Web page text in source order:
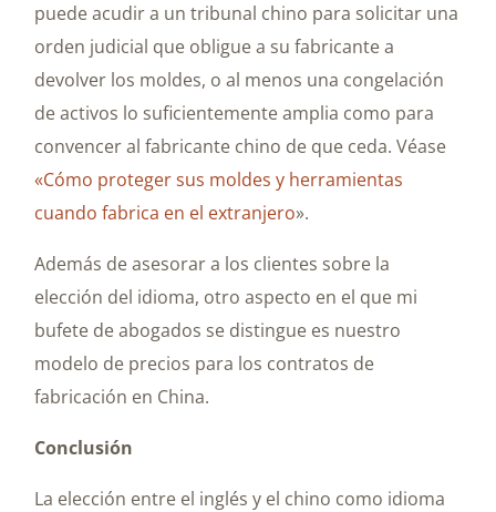
puede acudir a un tribunal chino para solicitar una
orden judicial que obligue a su fabricante a
devolver los moldes, o al menos una congelación
de activos lo suficientemente amplia como para
convencer al fabricante chino de que ceda. Véase
«Cómo proteger sus moldes y herramientas
cuando fabrica en el extranjero».
Además de asesorar a los clientes sobre la
elección del idioma, otro aspecto en el que mi
bufete de abogados se distingue es nuestro
modelo de precios para los contratos de
fabricación en China.
Conclusión
La elección entre el inglés y el chino como idioma